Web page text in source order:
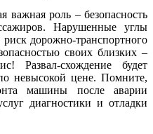
важная роль – безопасность
Нарушенные углы
дорожно-транспортного
своих близких –
Развал-схождение будет
невысокой цене. Помните,
машины после аварии
диагностики и отладки